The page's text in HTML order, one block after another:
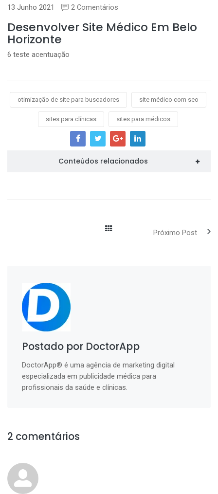
13 Junho 2021 2 Comentários
Desenvolver Site Médico Em Belo
Horizonte
6 teste acentuação
otimização de site para buscadores site médico com seo
sites para clínicas sites para médicos
Conteúdos relacionados
Próximo Post
Postado por DoctorApp
DoctorApp® é uma agência de marketing digital
especializada em publicidade médica para
profissionais da saúde e clínicas.
2 comentários